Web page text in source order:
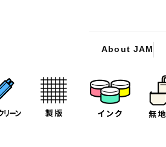
About JAM